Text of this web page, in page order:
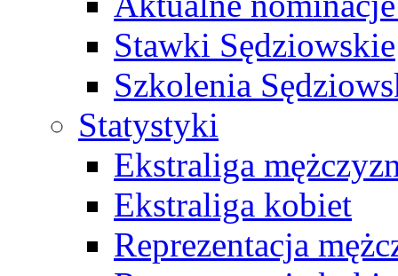
Stawki Sędziowskie
Szkolenia
Statystyki
Ekstraliga
Ekstraliga kobiet
Reprezentacja